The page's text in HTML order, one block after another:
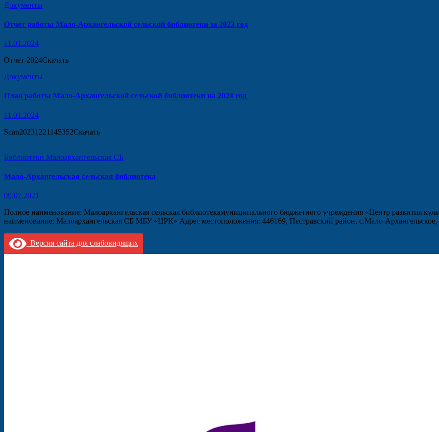
Документы
Отчет работы Мало-Архангельской сельской библиотеки за 2023 год
11.01.2024
Отчет-2024Скачать
Документы
План работы Мало-Архангельской сельской библиотеки на 2024 год
11.01.2024
Scan20231221145352Скачать
Библиотеки Малоархангельская СБ
Мало-Архангельская сельская библиотека
09.07.2021
Полное наименование: Малоархангельская сельская библиотекамуниципального бюджетного учреждения «Центр развития
наименование: Малоархангельская СБ МБУ «ЦРК» Адрес местоположения: 446169, Пестравский район, с.Мало-
Версия сайта для слабовидящих